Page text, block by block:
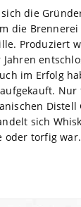
die Gründer
die
Produziert
im Erfolg
Nur
sich
oder torfig